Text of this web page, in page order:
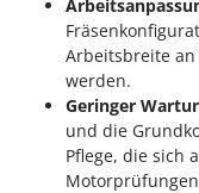
Arbeitsbreite
werden.
Geringer
und die
Pflege, die sich